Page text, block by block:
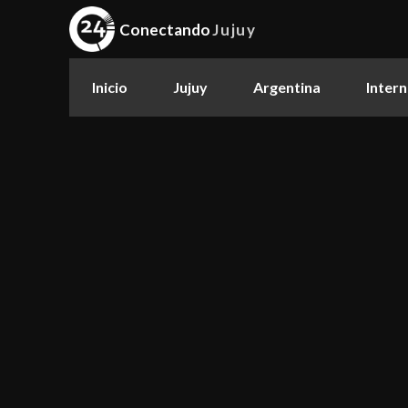
ConectandoJujuy
Inicio Jujuy Argentina